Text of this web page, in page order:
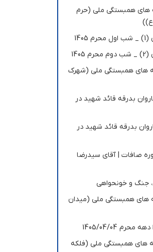
های همبستگی ملی (حرم
های همبستگی ملی (شهرک
بدرقه قائد شهید در
بدرقه قائد شهید در
صافات | آقای سیدرضا
جنگ و خونحواهی
های همبستگی ملی (میدان
1405/04/04
های همبستگی ملی (فلکه